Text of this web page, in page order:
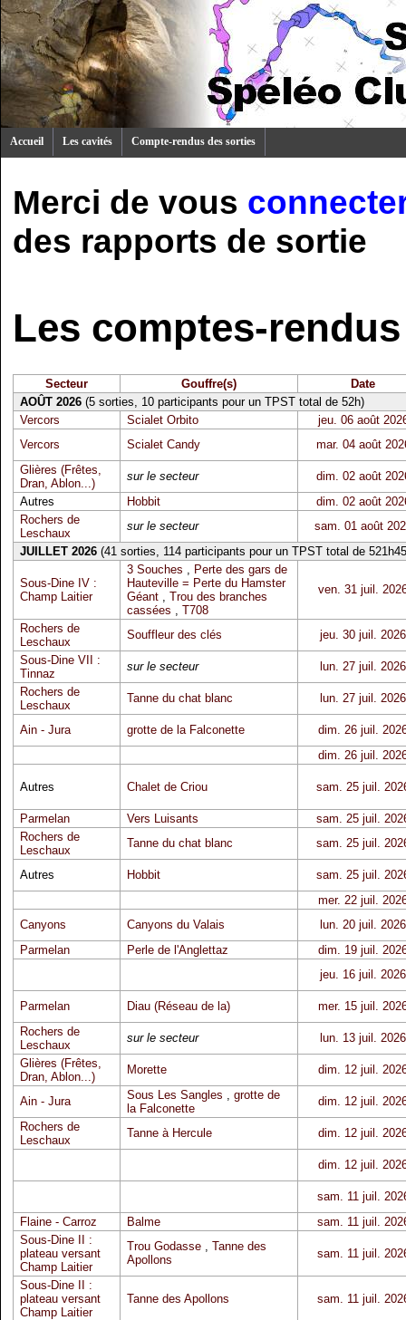
Accueil Les cavités Compte-rendus des sorties
Merci de vous
des rapports de sortie
Les comptes-
Secteur Gouffre(s)
Date
AOÛT 2026(5 sorties, 10 participants pour un TPST total de 52h)
Vercors
Scialet Orbito
jeu. 06 août
Vercors
Scialet Candy
mar. 04 août
Glières (Frêtes,
Dran, Ablon...)
sur le secteur
dim. 02 août
Autres
Hobbit
dim. 02 août
Rochers de
Leschaux
sur le secteur
sam. 01 août
JUILLET 2026(41 sorties, 114 participants pour un TPST total de
Sous-Dine IV :
Champ Laitier
3 Souches , Perte des gars de
Hauteville = Perte du Hamster
Géant, Trou des branches
cassées , T708
ven. 31 juil.
Rochers de
Leschaux
Souffleur des clés
jeu. 30 juil. 2026
Sous-Dine VII :
Tinnaz
sur le secteur
lun. 27 juil. 2026
Rochers de
Leschaux
Tanne du chat blanc lun. 27 juil. 2026
Ain - Jura grotte de la Falconette
dim. 26 juil.
dim. 26 juil.
Autres Chalet de Criou sam. 25 juil.
Parmelan Vers Luisants
sam. 25 juil.
Rochers de
Leschaux
Tanne du chat blanc sam. 25 juil.
Autres Hobbit
sam. 25 juil.
mer. 22 juil.
Canyons
Canyons du Valais
lun. 20 juil. 2026
Parmelan
Perle de l'Anglettaz
dim. 19 juil.
jeu. 16 juil. 2026
Parmelan Diau (Réseau de la)
mer. 15 juil.
Rochers de
Leschaux
sur le secteur
lun. 13 juil. 2026
Glières (Frêtes,
Dran, Ablon...)
Morette dim. 12 juil.
Ain - Jura Sous Les Sangles , grotte de
la Falconette
dim. 12 juil.
Rochers de
Leschaux
Tanne à Hercule dim. 12 juil.
dim. 12 juil.
sam. 11 juil.
Flaine - Carroz
Balme
sam. 11 juil.
Sous-Dine II :
plateau versant
Champ Laitier
Trou Godasse, Tanne des
Apollons
sam. 11 juil.
Sous-Dine II :
plateau versant
Champ Laitier
Tanne des Apollons sam. 11 juil.